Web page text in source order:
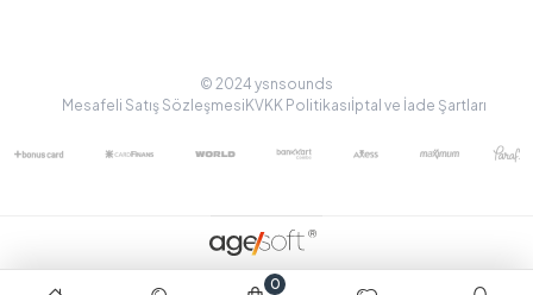
© 2024 ysnsounds
Mesafeli Satış SözleşmesiKVKK Politikasıİptal ve İade Şartları
0